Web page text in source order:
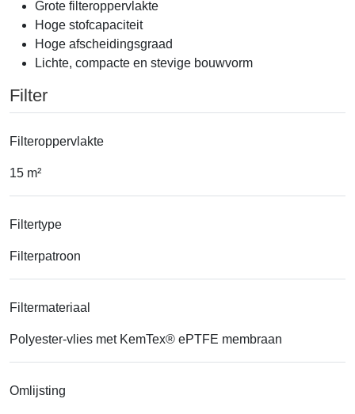
Grote filteroppervlakte
Hoge stofcapaciteit
Hoge afscheidingsgraad
Lichte, compacte en stevige bouwvorm
Filter
Filteroppervlakte
15 m²
Filtertype
Filterpatroon
Filtermateriaal
Polyester-vlies met KemTex® ePTFE membraan
Omlijsting